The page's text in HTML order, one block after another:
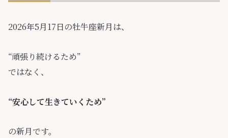
2026年5月17日の牡牛座新月は、
“頑張り続けるため”
ではなく、
“安心して生きていくため”
の新月です。